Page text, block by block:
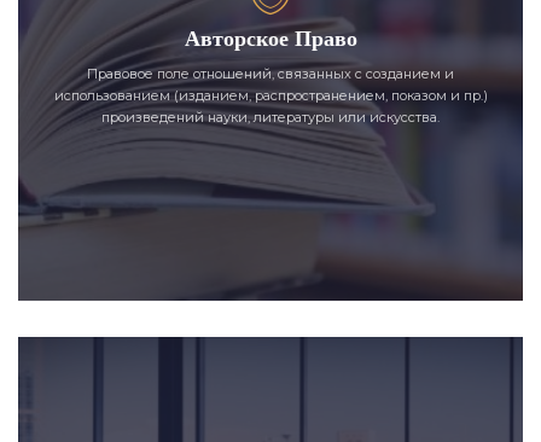
Авторское Право
Правовое поле отношений, связанных с созданием и
использованием (изданием, распространением, показом и пр.)
произведений науки, литературы или искусства.